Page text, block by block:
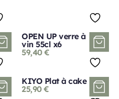
OPEN UP verre à
vin 55cl x6
59,40 €
KIYO Plat à cake
25,90 €